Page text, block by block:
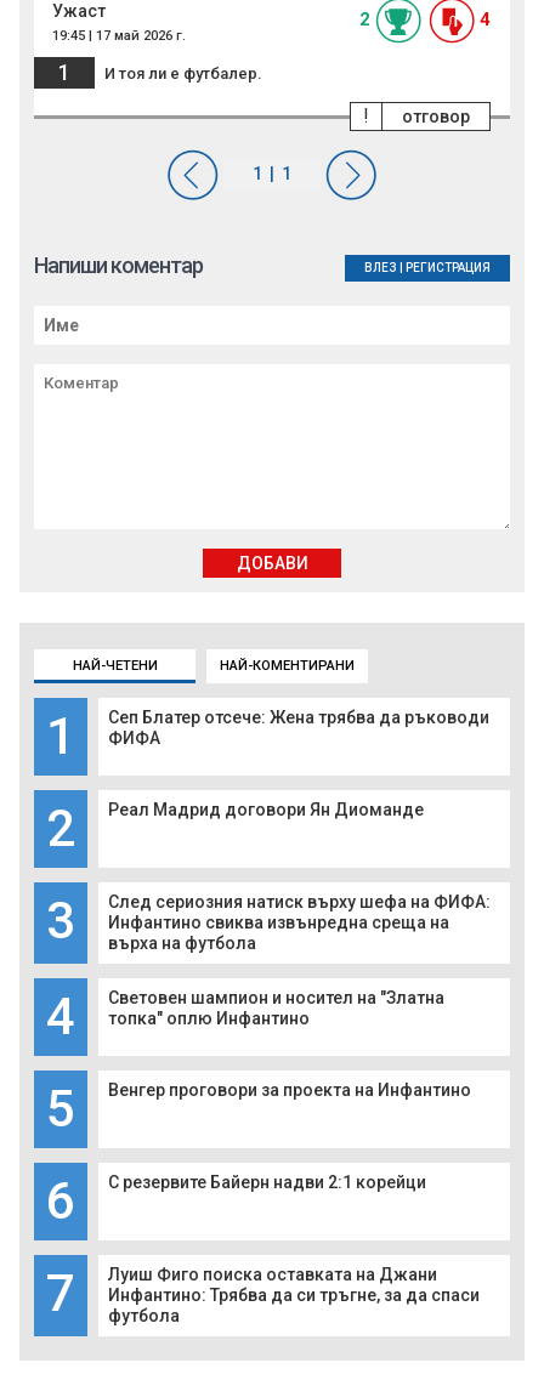
НАЙ-ЧЕТЕНИ НАЙ-КОМЕНТИРАНИ
1
Сеп Блатер отсече: Жена трябва да ръководи
ФИФА
2 Реал Мадрид договори Ян Диоманде
3
След сериозния натиск върху шефа на ФИФА:
Инфантино свиква извънредна среща на
върха на футбола
4
Световен шампион и носител на "Златна
топка" оплю Инфантино
5 Венгер проговори за проекта на Инфантино
6 С резервите Байерн надви 2:1 корейци
7
Луиш Фиго поиска оставката на Джани
Инфантино: Трябва да си тръгне, за да спаси
футбола
Ужаст
19:45 | 17 май 2026 г.
2 4
1 И тоя ли е футбалер.
отговор
!
Напиши коментар ВЛЕЗ РЕГИСТРАЦИЯ
ДОБАВИ